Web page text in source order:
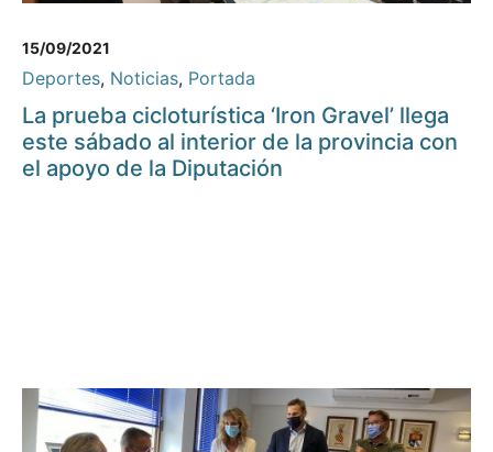
15/09/2021
Deportes, Noticias, Portada
La prueba cicloturística ‘Iron Gravel’ llega
este sábado al interior de la provincia con
el apoyo de la Diputación